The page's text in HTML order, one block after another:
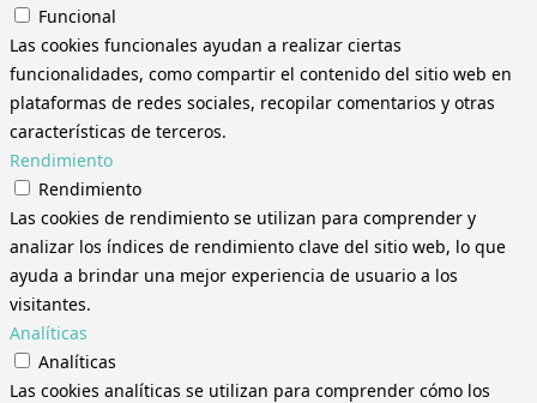
Funcional
Las cookies funcionales ayudan a realizar ciertas
funcionalidades, como compartir el contenido del sitio web en
plataformas de redes sociales, recopilar comentarios y otras
características de terceros.
Rendimiento
Rendimiento
Las cookies de rendimiento se utilizan para comprender y
analizar los índices de rendimiento clave del sitio web, lo que
ayuda a brindar una mejor experiencia de usuario a los
visitantes.
Analíticas
Analíticas
Las cookies analíticas se utilizan para comprender cómo los